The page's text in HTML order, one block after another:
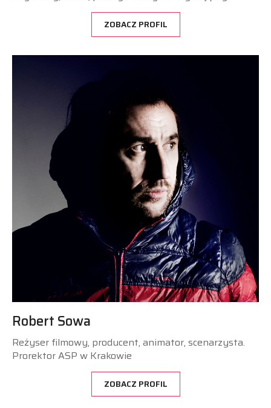
ZOBACZ PROFIL
Robert Sowa
Reżyser filmowy, producent, animator, scenarzysta.
Prorektor ASP w Krakowie
ZOBACZ PROFIL